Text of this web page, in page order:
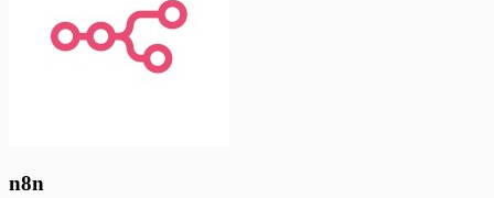
n8n